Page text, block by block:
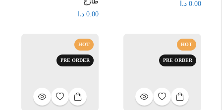
0.00 د.ا
0.00 د.ا
HOT
PRE ORDER
HOT
PRE ORDER